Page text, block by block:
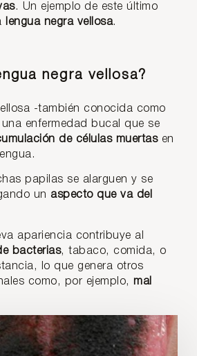
. Un ejemplo de este último
lengua negra vellosa.
negra vellosa?
-también conocida como
enfermedad bucal que se
de células muertasen
papilas se alarguen y se
un aspecto que va del
apariencia contribuye al
bacterias, tabaco, comida, o
lo que genera otros
como, por ejemplo, mal